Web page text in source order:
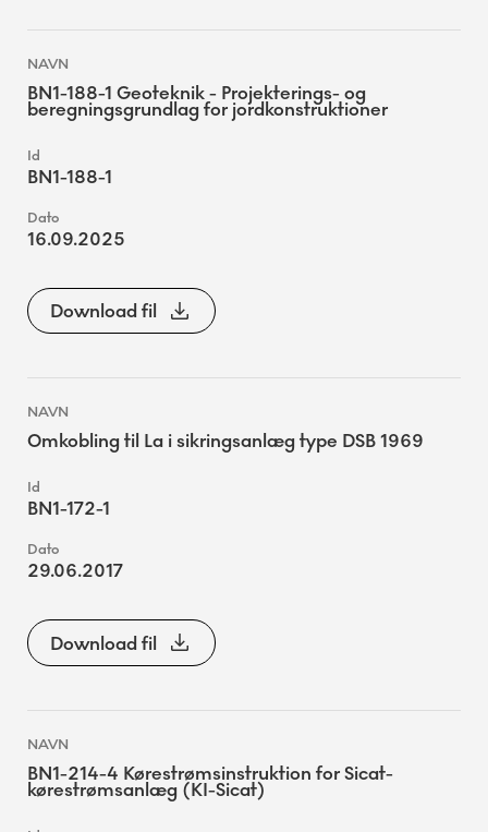
BN1-188-1 Geoteknik - Projekterings- og
beregningsgrundlag for jordkonstruktioner
BN1-188-1
16.09.2025
Download fil
Omkobling til La i sikringsanlæg type DSB 1969
BN1-172-1
29.06.2017
Download fil
BN1-214-4 Kørestrømsinstruktion for Sicat-
kørestrømsanlæg (KI-Sicat)